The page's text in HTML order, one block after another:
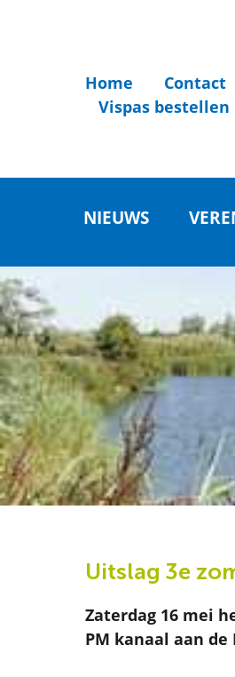
Home
Contact
Vispas bestellen
NIEUWS
Uitslag 3e
Zaterdag 16 mei
PM kanaal aan